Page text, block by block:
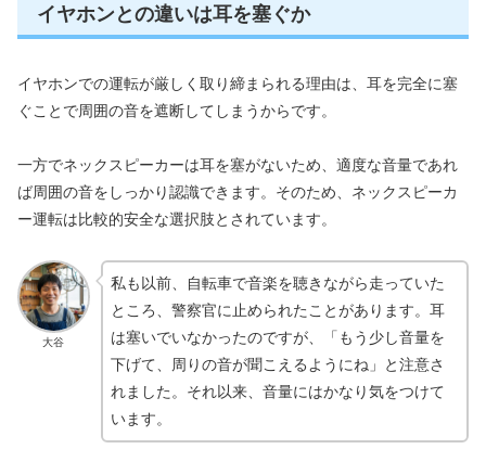
イヤホンとの違いは耳を塞ぐか
イヤホンでの運転が厳しく取り締まられる理由は、耳を完全に塞
ぐことで周囲の音を遮断してしまうからです。
一方でネックスピーカーは耳を塞がないため、適度な音量であれ
ば周囲の音をしっかり認識できます。そのため、ネックスピーカ
ー運転は比較的安全な選択肢とされています。
大谷
私も以前、自転車で音楽を聴きながら走っていた
ところ、警察官に止められたことがあります。耳
は塞いでいなかったのですが、「もう少し音量を
下げて、周りの音が聞こえるようにね」と注意さ
れました。それ以来、音量にはかなり気をつけて
います。